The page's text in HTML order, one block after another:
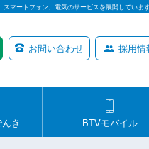
マートフォン、電気のサービスを展開しています
お問い合わせ 採用情
き BTVモバイル